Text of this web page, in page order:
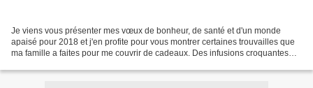
Je viens vous présenter mes vœux de bonheur, de santé et d'un monde
apaisé pour 2018 et j'en profite pour vous montrer certaines trouvailles que
ma famille a faites pour me couvrir de cadeaux. Des infusions croquantes